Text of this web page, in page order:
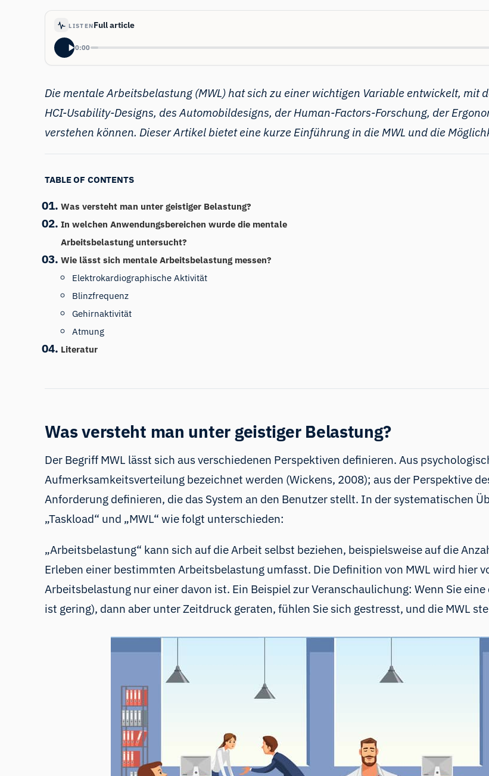
LISTENFull article
0:00
Die mentale Arbeitsbelastung(MWL) hat sich zu einer wichtigen Variable entwickelt, mit
HCI-Usability-Designs, des Automobildesigns, der Human-Factors-Forschung, der
verstehen können. Dieser Artikel bietet eine kurze Einführung in die MWL und die
TABLE OF CONTENTS
Was versteht man unter geistiger Belastung?
In welchen Anwendungsbereichen wurde die mentale
Arbeitsbelastung untersucht?
Wie lässt sich mentale Arbeitsbelastung messen?
Elektrokardiographische Aktivität
Blinzfrequenz
Gehirnaktivität
Atmung
Literatur
Was versteht man unter geistiger Belastung?
Der Begriff MWL lässt sich aus verschiedenen Perspektiven definieren. Aus
Aufmerksamkeitsverteilung bezeichnet werden (Wickens, 2008); aus der Perspektive
Anforderung definieren, die das System an den Benutzer stellt. In der systematischen
„Taskload“ und „MWL“ wie folgt unterschieden:
„Arbeitsbelastung“ kann sich auf die Arbeit selbst beziehen, beispielsweise auf die
Erleben einer bestimmten Arbeitsbelastung umfasst. Die Definition von MWL wird hier
Arbeitsbelastung nur einer davon ist. Ein Beispiel zur Veranschaulichung: Wenn Sie
ist gering), dann aber unter Zeitdruck geraten, fühlen Sie sich gestresst, und die MWL